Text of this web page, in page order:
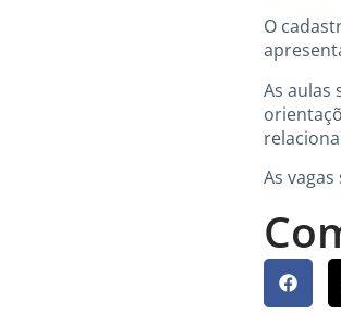
O
As aulas
As